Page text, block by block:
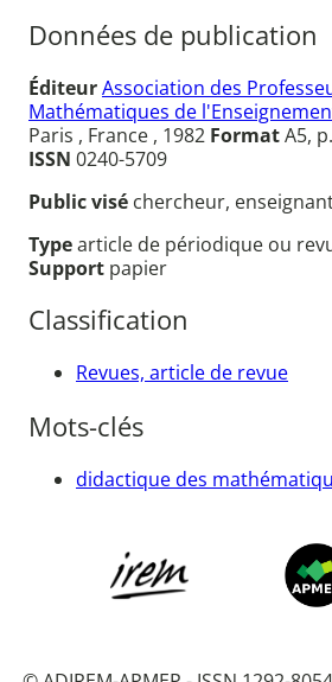
Données de publication
ÉditeurAssociation des
Mathématiques de
Paris , France , 1982 FormatA5,
ISSN 0240-5709
Public visé chercheur,
Typearticle de périodique ou
Support papier
Classification
Revues, article de revue
Mots-clés
didactique des